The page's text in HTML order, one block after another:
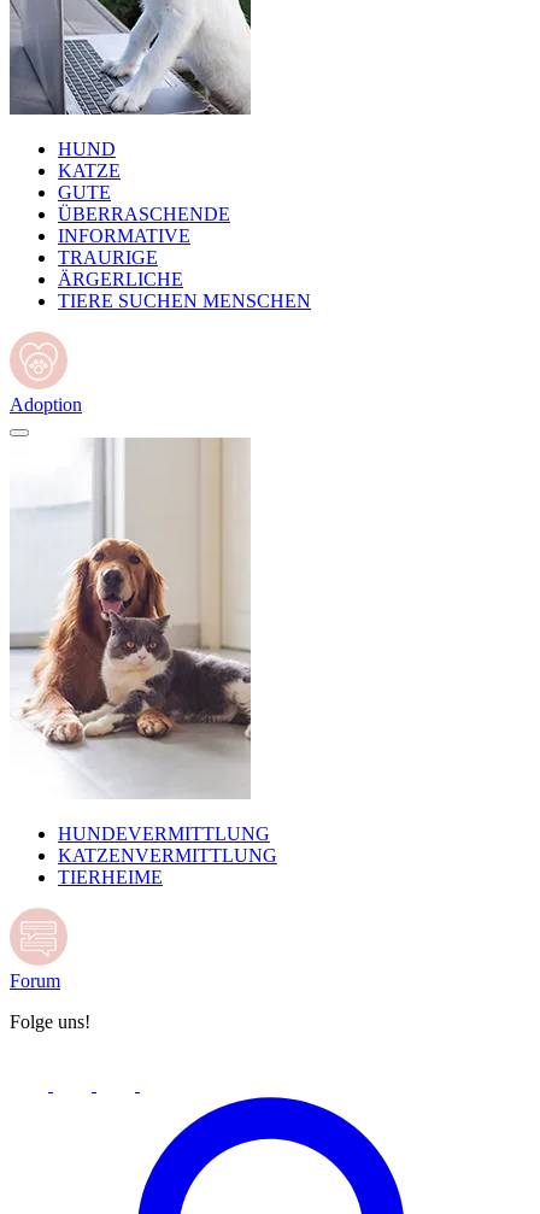
HUND
KATZE
GUTE
ÜBERRASCHENDE
INFORMATIVE
TRAURIGE
ÄRGERLICHE
TIERE SUCHEN MENSCHEN
Adoption
HUNDEVERMITTLUNG
KATZENVERMITTLUNG
TIERHEIME
Forum
Folge uns!